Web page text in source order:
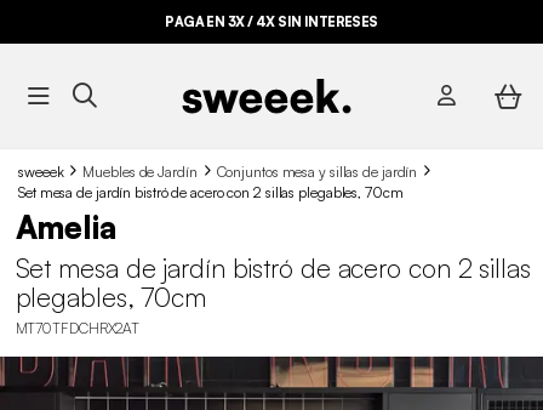
PAGA EN 3X / 4X SIN INTERESES
sweeek Muebles de Jardín
Conjuntos mesa y sillas de jardín
Set mesa de jardín bistró de acero con 2 sillas plegables, 70cm
Amelia
Set mesa de jardín bistró de acero con 2 sillas
plegables, 70cm
MT70TFDCHRX2AT